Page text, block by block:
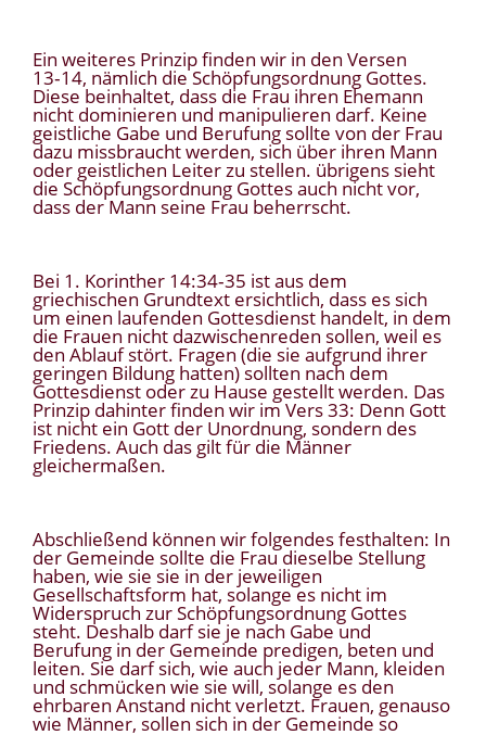
Ein weiteres Prinzip finden wir in den Versen
13‑14, nämlich die Schöpfungsordnung Gottes.
Diese beinhaltet, dass die Frau ihren Ehemann
nicht dominieren und manipulieren darf. Keine
geistliche Gabe und Berufung sollte von der Frau
dazu missbraucht werden, sich über ihren Mann
oder geistlichen Leiter zu stellen. übrigens sieht
die Schöpfungsordnung Gottes auch nicht vor,
dass der Mann seine Frau beherrscht.
Bei 1. Korinther 14:34‑35 ist aus dem
griechischen Grundtext ersichtlich, dass es sich
um einen laufenden Gottesdienst handelt, in dem
die Frauen nicht dazwischenreden sollen, weil es
den Ablauf stört. Fragen (die sie aufgrund ihrer
geringen Bildung hatten) sollten nach dem
Gottesdienst oder zu Hause gestellt werden. Das
Prinzip dahinter finden wir im Vers 33: Denn Gott
ist nicht ein Gott der Unordnung, sondern des
Friedens. Auch das gilt für die Männer
gleichermaßen.
Abschließend können wir folgendes festhalten: In
der Gemeinde sollte die Frau dieselbe Stellung
haben, wie sie sie in der jeweiligen
Gesellschaftsform hat, solange es nicht im
Widerspruch zur Schöpfungsordnung Gottes
steht. Deshalb darf sie je nach Gabe und
Berufung in der Gemeinde predigen, beten und
leiten. Sie darf sich, wie auch jeder Mann, kleiden
und schmücken wie sie will, solange es den
ehrbaren Anstand nicht verletzt. Frauen, genauso
wie Männer, sollen sich in der Gemeinde so